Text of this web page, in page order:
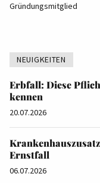
Gründungsmitglied
NEUIGKEITEN
Erbfall: Diese
kennen
20.07.2026
Ernstfall
06.07.2026